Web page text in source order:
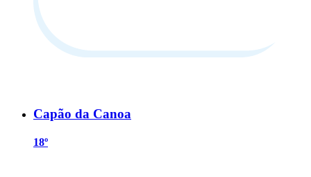
Capão da Canoa
18º